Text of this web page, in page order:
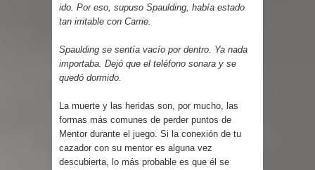
ido. Por eso, supuso Spaulding, había estado
tan irritable con Carrie.
Spaulding se sentía vacío por dentro. Ya nada
importaba. Dejó que el teléfono sonara y se
quedó dormido.
La muerte y las heridas son, por mucho, las
formas más comunes de perder puntos de
Mentor durante el juego. Si la conexión de tu
cazador con su mentor es alguna vez
descubierta, lo más probable es que él se